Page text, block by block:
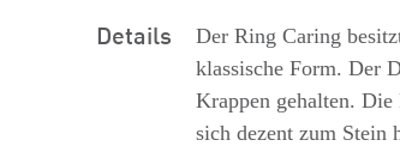
Details
Der Ring Caring
klassische Form. Der
Krappen gehalten.
sich dezent zum Stein